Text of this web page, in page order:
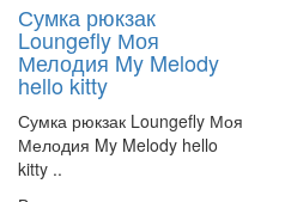
Сумка рюкзак
Loungefly Моя
Мелодия My Melody
hello kitty
Сумка рюкзак Loungefly Моя
Мелодия My Melody hello
kitty ..